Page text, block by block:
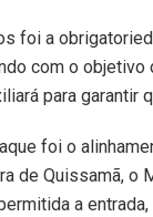
foi a
com o
para garantir
foi o
de Quissamã, o
a